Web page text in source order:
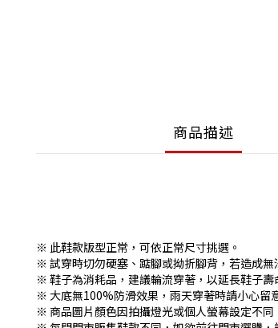
商品描述
※ 此鞋款版型正常，可依正常尺寸挑選。
※ 試穿時切勿硬塞、踮腳或拗折腳背，若造成
※ 鞋子為消耗品，建議輪流穿著，以延長鞋子壽
※ 大底無100%防滑效果，雨天穿著時請小心留
※ 商品圖片顏色因拍攝燈光或個人螢幕設定不